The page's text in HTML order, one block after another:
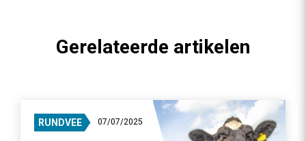
Gerelateerde artikelen
RUNDVEE 07/07/2025